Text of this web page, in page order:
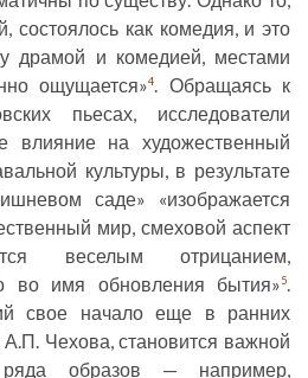
состоялось как комедия, и это
драмой и комедией, местами
ощущается»4. Обращаясь к
пьесах, исследователи
влияние на художественный
культуры, в результате
саде» «изображается
мир, смеховой аспект
веселым отрицанием,
во имя обновления бытия»5.
свое начало еще в ранних
А.П. Чехова, становится важной
ряда образов — например,